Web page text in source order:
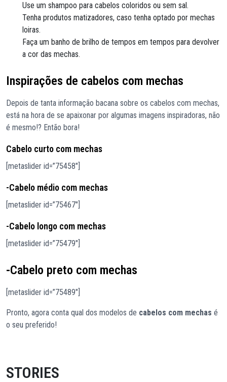
Use um shampoo para cabelos coloridos ou sem sal.
Tenha produtos matizadores, caso tenha optado por mechas
loiras.
Faça um banho de brilho de tempos em tempos para devolver
a cor das mechas.
Inspirações de cabelos com mechas
Depois de tanta informação bacana sobre os cabelos com mechas,
está na hora de se apaixonar por algumas imagens inspiradoras, não
é mesmo!? Então bora!
Cabelo curto com mechas
[metaslider id=”75458″]
-Cabelo médio com mechas
[metaslider id=”75467″]
-Cabelo longo com mechas
[metaslider id=”75479″]
-Cabelo preto com mechas
[metaslider id=”75489″]
Pronto, agora conta qual dos modelos de cabelos com mechas é
o seu preferido!
STORIES